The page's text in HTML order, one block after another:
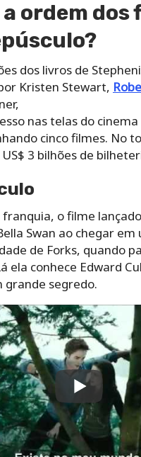
a ordem dos
dos livros de
Kristen Stewart,
nas telas do
cinco filmes. No
3 bilhões de
o filme
Swan ao chegar em
de Forks, quando
ela conhece Edward
grande segredo.